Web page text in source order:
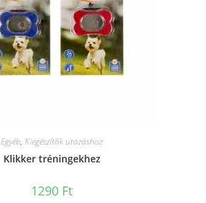
Egyéb, Kiegészítők utazáshoz
Klikker tréningekhez
1290 Ft